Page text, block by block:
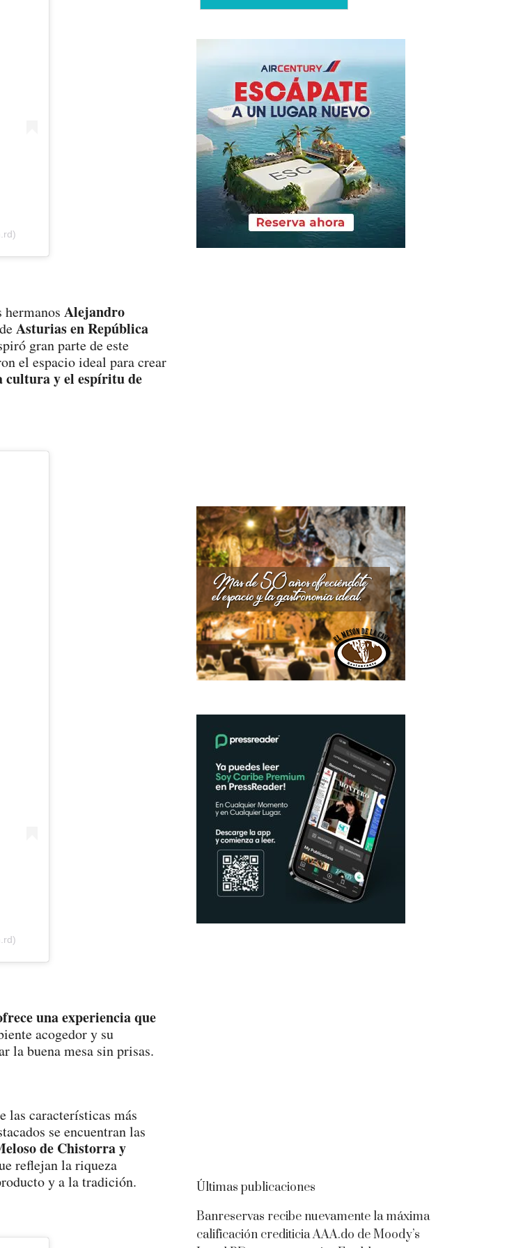
Alejandro
Asturias en República
gran parte de este
el espacio ideal para crear
cultura y el espíritu de
una experiencia que
acogedor y su
la buena mesa sin prisas.
las características más
se encuentran las
de Chistorra y
reflejan la riqueza
y a la tradición.
Últimas publicaciones
Banreservas recibe nuevamente la máxima
calificación crediticia AAA.do de Moody’s